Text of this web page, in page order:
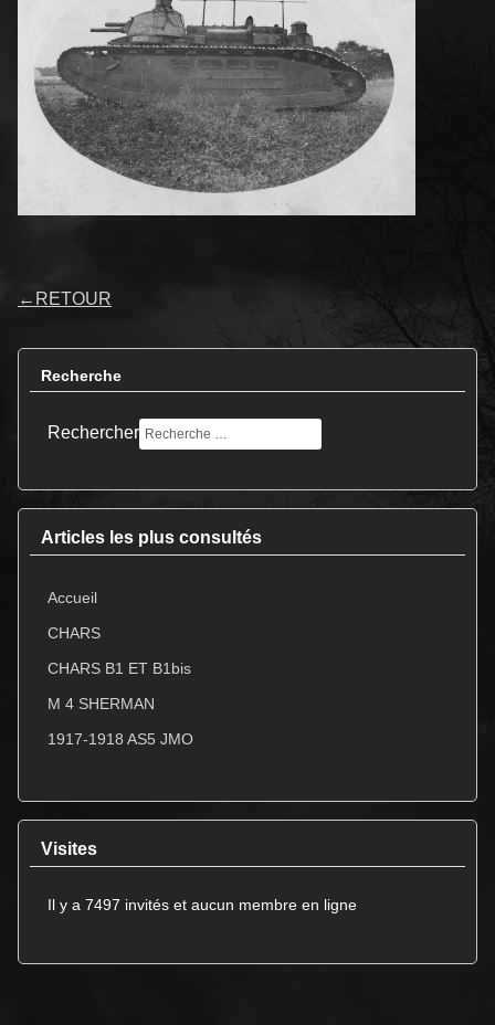
← RETOUR
Recherche
Rechercher
Articles les plus consultés
Accueil
CHARS
CHARS B1 ET B1bis
M 4 SHERMAN
1917-1918 AS5 JMO
Visites
Il y a 7497 invités et aucun membre en ligne